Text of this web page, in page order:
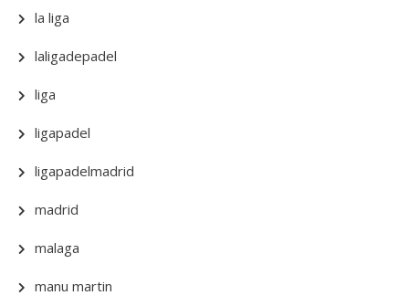
la liga
laligadepadel
liga
ligapadel
ligapadelmadrid
madrid
malaga
manu martin